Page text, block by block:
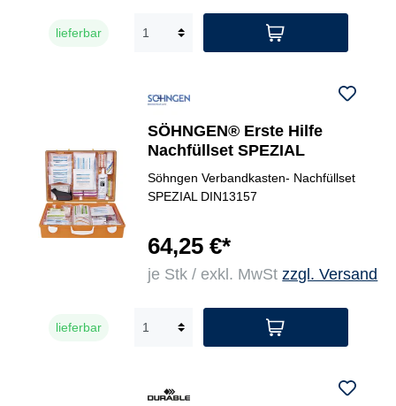
lieferbar
SÖHNGEN® Erste Hilfe
Nachfüllset SPEZIAL
Söhngen Verbandkasten- Nachfüllset
SPEZIAL DIN13157
64,25 €*
je Stk / exkl. MwStzzgl. Versand
lieferbar